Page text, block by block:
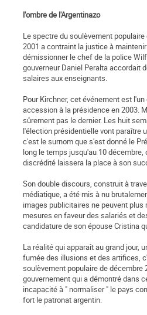
l'ombre de l'Argentinazo
Le spectre du soulèvement
2001 a contraint la justice à
démissionner le chef de la police
gouverneur Daniel Peralta accordait
salaires aux enseignants.
Pour Kirchner, cet événement est
accession à la présidence en 2003.
sûrement pas le dernier. Les huit
l'élection présidentielle vont paraître
c'est le surnom que s'est donné le
long le temps jusqu'au 10 décembre,
discrédité laissera la place à son
Son double discours, construit à
médiatique, a été mis à nu
images publicitaires ne peuvent plus
mesures en faveur des salariés et
candidature de son épouse Cristina
La réalité qui apparaît au grand jour,
fumée des illusions et des artifices,
soulèvement populaire de décembre
gouvernement qui a démontré dans
incapacité à " normaliser " le pays
fort le patronat argentin.